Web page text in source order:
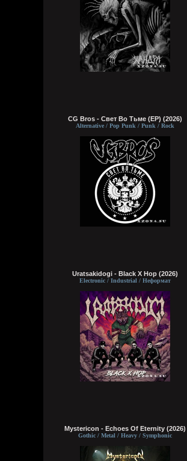
CG Bros - Свет Во Тьме (EP) (2026)
Alternative / Pop Punk / Punk / Rock
Uratsakidogi - Black X Hop (2026)
Electronic / Industrial / Неформат
Mystericon - Echoes Of Eternity (2026)
Gothic / Metal / Heavy / Symphonic